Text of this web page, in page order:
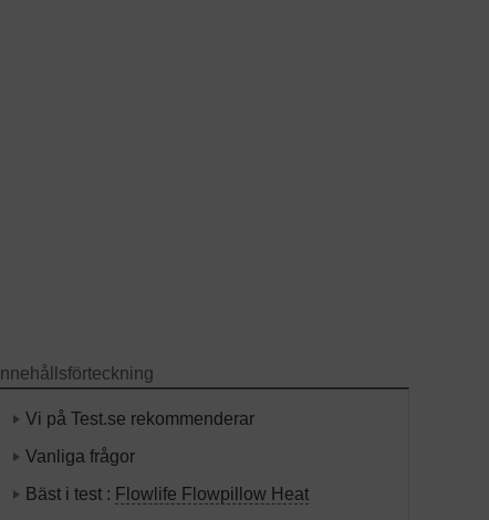
Innehållsförteckning
Vi på Test.se rekommenderar
Vanliga frågor
Bäst i test : Flowlife Flowpillow Heat